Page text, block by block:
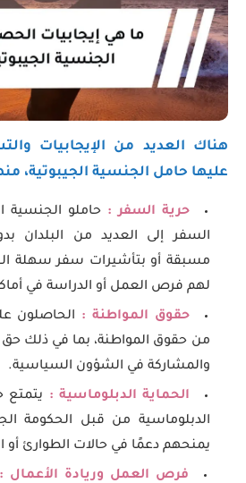
هناك العديد من الإيجابيات
عليها حامل الجنسية الجيبوتية،
حرية السفر : حاملو الجنسية
السفر إلى العديد من البلدان
مسبقة أو بتأشيرات سفر سهلة
لهم فرص العمل أو الدراسة في
حقوق المواطنة : الحاصلون
من حقوق المواطنة، بما في ذلك حق
والمشاركة في الشؤون السياسية.
الحماية الدبلوماسية : يتمتع
الدبلوماسية من قبل الحكومة
يمنحهم دعمًا في حالات الطوارئ أو
فرص العمل وريادة الأعمال :